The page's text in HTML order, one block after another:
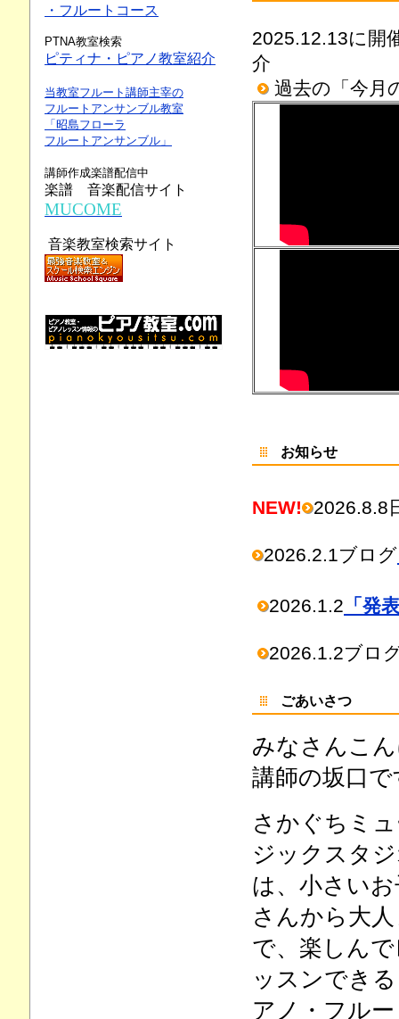
2025.12.13に開
介
過去の「今月
お知らせ
NEW! 2026.8.8
2026.2.1ブログ
2026.1.2 「発
2026.1.2ブロ
ごあいさつ
みなさんこ
講師の坂口で
さかぐちミ
ジックスタ
は、小さいお
さんから大
で、楽しん
ッスンでき
アノ・フル
・フルートコース
PTNA教室検索
ピティナ・ピアノ教室紹介
当教室フルート講師主宰の
フルートアンサンブル教室
「昭島フローラ
フルートアンサンブル」
講師作成楽譜配信中
楽譜 音楽配信サイト
MUCOME
音楽教室検索サイト